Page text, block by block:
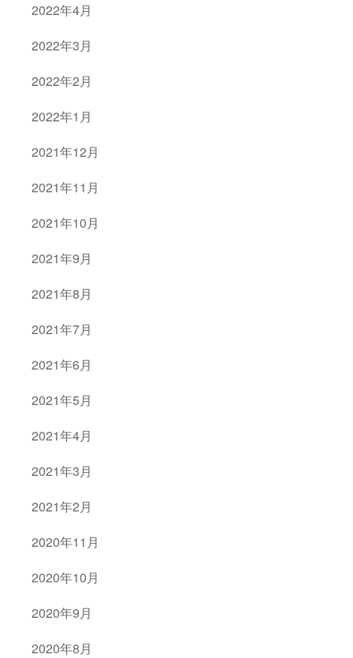
2022年4月
2022年3月
2022年2月
2022年1月
2021年12月
2021年11月
2021年10月
2021年9月
2021年8月
2021年7月
2021年6月
2021年5月
2021年4月
2021年3月
2021年2月
2020年11月
2020年10月
2020年9月
2020年8月